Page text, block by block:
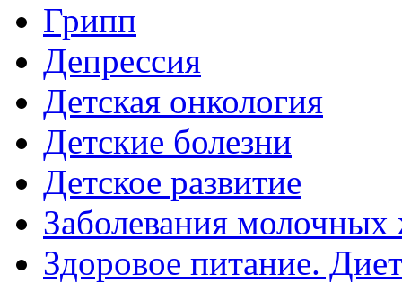
Грипп
Депрессия
Детская онкология
Детские болезни
Детское развитие
Заболевания молочных
Здоровое питание.